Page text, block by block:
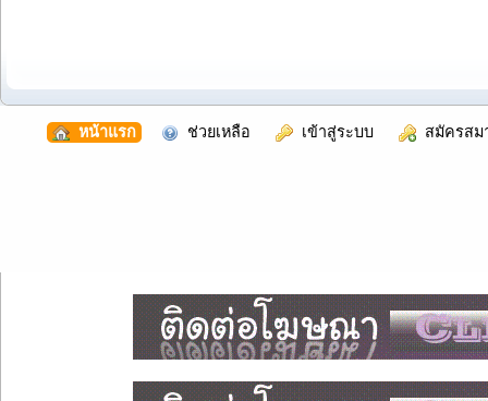
หน้าแรก ช่วยเหลือ เข้าสู่ระบบ สมัครสม